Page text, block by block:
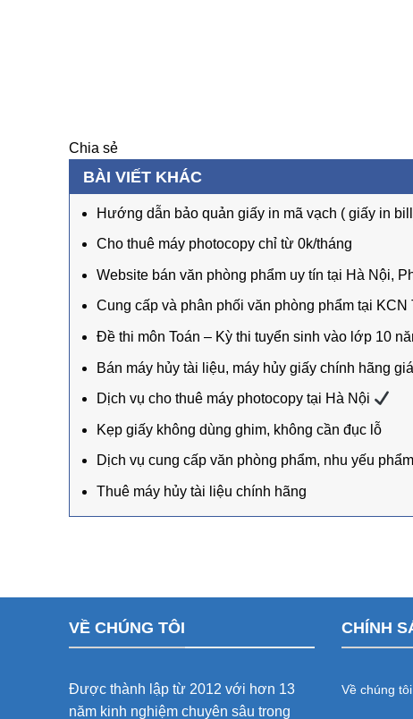
Chia sẻ
BÀI VIẾT KHÁC
Hướng dẫn bảo quản giấy in mã vạch ( giấy in
Cho thuê máy photocopy chỉ từ 0k/tháng
Website bán văn phòng phẩm uy tín tại Hà Nội,
Cung cấp và phân phối văn phòng phẩm tại
Đề thi môn Toán – Kỳ thi tuyển sinh vào lớp 10
Bán máy hủy tài liệu, máy hủy giấy chính hãng
Dịch vụ cho thuê máy photocopy tại Hà Nội
Kẹp giấy không dùng ghim, không cần đục lỗ
Dịch vụ cung cấp văn phòng phẩm, nhu yếu
Thuê máy hủy tài liệu chính hãng
VỀ CHÚNG TÔI
Được thành lập từ 2012 với hơn 13
năm kinh nghiệm chuyên sâu trong
CHÍNH
Về chúng tôi